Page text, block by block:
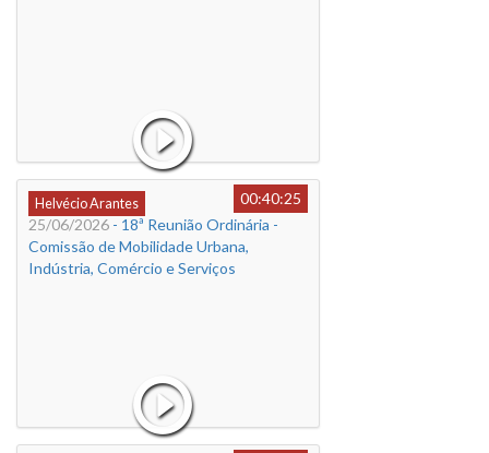
Helvécio Arantes
00:40:25
25/06/2026 - 18ª Reunião Ordinária -
Comissão de Mobilidade Urbana,
Indústria, Comércio e Serviços